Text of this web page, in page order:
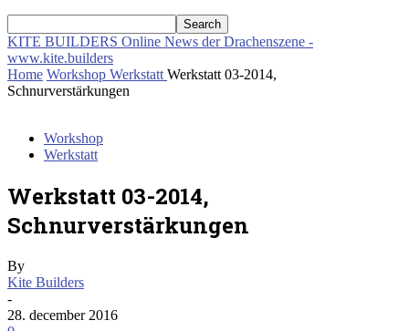
KITE BUILDERS Online News der Drachenszene -
www.kite.builders
Home Workshop Werkstatt Werkstatt 03-2014,
Schnurverstärkungen
Workshop
Werkstatt
Werkstatt 03-2014,
Schnurverstärkungen
By
Kite Builders
-
28. december 2016